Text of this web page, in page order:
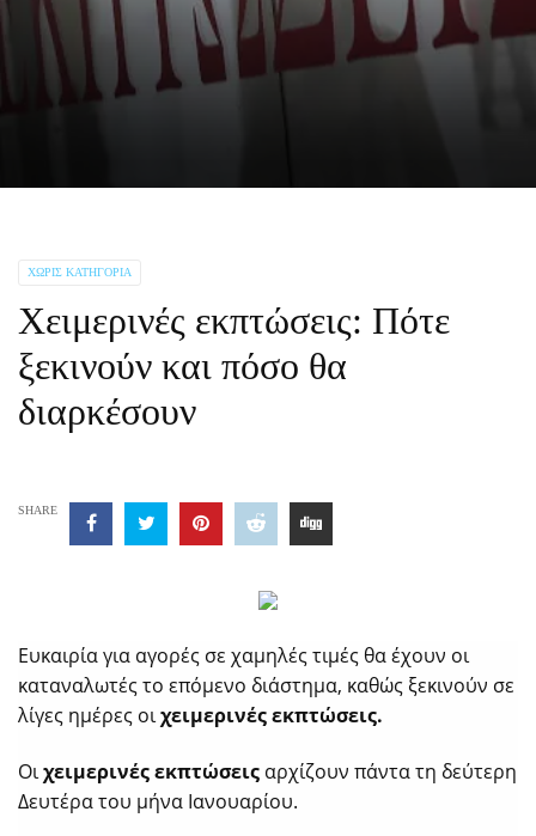
ΧΩΡΊΣ ΚΑΤΗΓΟΡΊΑ
Χειμερινές εκπτώσεις: Πότε
ξεκινούν και πόσο θα
διαρκέσουν
SHARE
Ευκαιρία για αγορές σε χαμηλές τιμές θα έχουν οι
καταναλωτές το επόμενο διάστημα, καθώς ξεκινούν σε
λίγες ημέρες οιχειμερινές εκπτώσεις.
Οιχειμερινές εκπτώσεις αρχίζουν πάντα τη δεύτερη
Δευτέρα του μήνα Ιανουαρίου.